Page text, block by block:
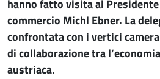
hanno fatto visita al
commercio Michl Ebner. La
confrontata con i vertici
di collaborazione tra
austriaca.